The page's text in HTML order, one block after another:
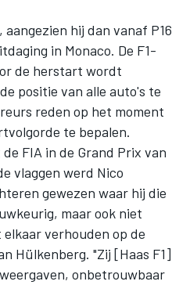
hij dan vanaf P16
in Monaco. De F1-
de herstart wordt
positie van alle auto's te
reden op het moment
te bepalen.
FIA in de Grand Prix van
vlaggen werd Nico
gewezen waar hij die
maar ook niet
verhouden op de
Hülkenberg. "Zij [Haas F1]
onbetrouwbaar